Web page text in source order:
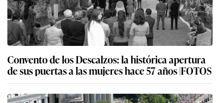
Convento de los Descalzos: la histórica apertura
de sus puertas a las mujeres hace 57 años |FOTOS